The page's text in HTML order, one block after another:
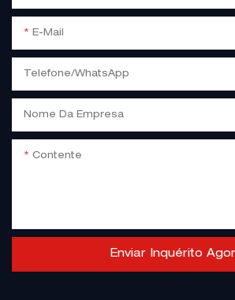
E-Mail
Telefone/WhatsApp
Nome Da Empresa
Contente
Enviar Inquérito